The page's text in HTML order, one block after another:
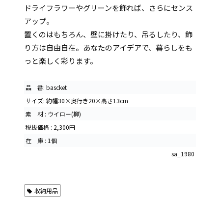
ドライフラワーやグリーンを飾れば、さらにセンス
アップ。
置くのはもちろん、壁に掛けたり、吊るしたり、飾
り方は自由自在。あなたのアイデアで、暮らしをも
っと楽しく彩ります。
品 番: bascket
サイズ: 約幅30×奥行き20×高さ13cm
素 材 : ウイロー(柳)
税抜価格 : 2,300円
在 庫 : 1個
sa_1980
収納用品